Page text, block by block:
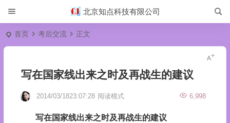
北京知点科技有限公司
首页 考后交流 正文
写在国家线出来之时及再战生的建议
2014/03/1823:07:28 6,998
阅读模式
写在国家线出来之时及再战生的建议